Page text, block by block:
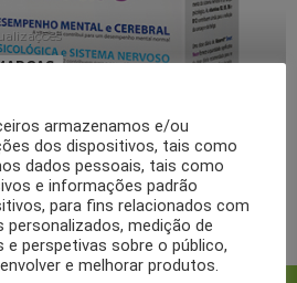
Smart
armazenamos e/ou
dos dispositivos, tais como
dados pessoais, tais como
e informações padrão
para fins relacionados com
medição de
perspetivas sobre o público,
e melhorar produtos.